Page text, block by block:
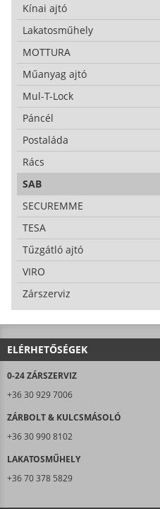
Kínai ajtó
Lakatosműhely
MOTTURA
Műanyag ajtó
Mul-T-Lock
Páncél
Postaláda
Rács
SAB
SECUREMME
TESA
Tűzgátló ajtó
VIRO
Zárszerviz
ELÉRHETŐSÉGEK
0-24 ZÁRSZERVIZ
+36 30 929 7006
ZÁRBOLT & KULCSMÁSOLÓ
+36 30 990 8102
LAKATOSMŰHELY
+36 70 378 5829